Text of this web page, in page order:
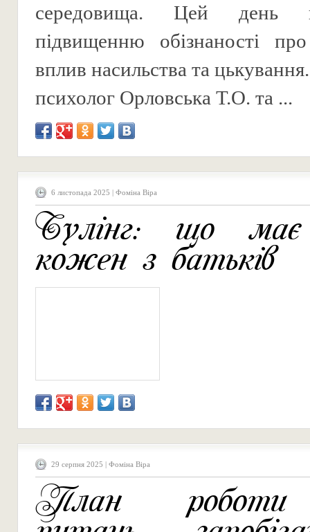
середовища. Цей день
підвищенню обізнаності
вплив насильства та
психолог Орловська Т.О. та ...
6 листопада 2025 | Фоміна Віра
Булінг: що
кожен з батьків
29 серпня 2025 | Фоміна Віра
План